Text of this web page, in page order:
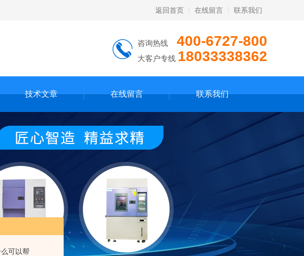
可以帮
返回首页 在线留言 联系我们
咨询热线 400-6727-800
大客户专线 18033338362
技术文章 在线留言 联系我们